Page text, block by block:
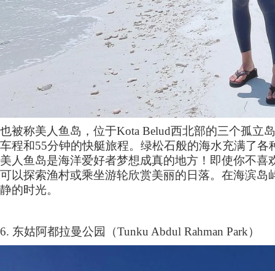
也被称美人鱼岛，位于Kota Belud西北部的三个孤立
车程和55分钟的快艇旅程。绿松石般的海水充满了
美人鱼岛是海洋爱好者梦想成真的地方！即使你不
可以探索渔村或乘坐游轮欣赏美丽的日落。在海滨
静的时光。
6. 东姑阿都拉曼公园（Tunku Abdul Rahman Park）